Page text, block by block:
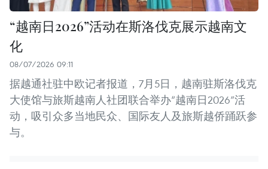
“越南日2026”活动在斯洛伐克展示越南文
化
08/07/2026 09:11
据越通社驻中欧记者报道，7月5日，越南驻斯洛伐克
大使馆与旅斯越南人社团联合举办“越南日2026”活
动，吸引众多当地民众、国际友人及旅斯越侨踊跃参
与。